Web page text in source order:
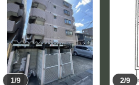
1/9 2/9